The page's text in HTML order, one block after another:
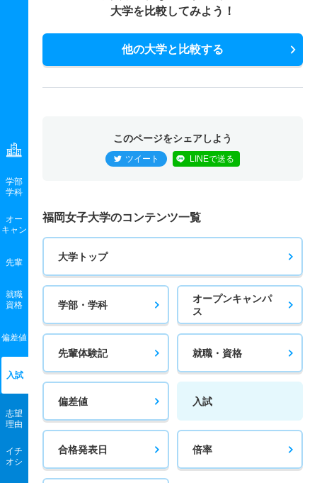
学部
学科
オー
キャン
先輩
就職
資格
偏差値
入試
志望
理由
イチ
オシ
大学を比較してみよう！
他の大学と比較する
このページをシェアしよう
ツイート LINEで送る
福岡女子大学のコンテンツ一覧
大学トップ
学部・学科
オープンキャンパ
ス
先輩体験記 就職・資格
偏差値 入試
合格発表日 倍率